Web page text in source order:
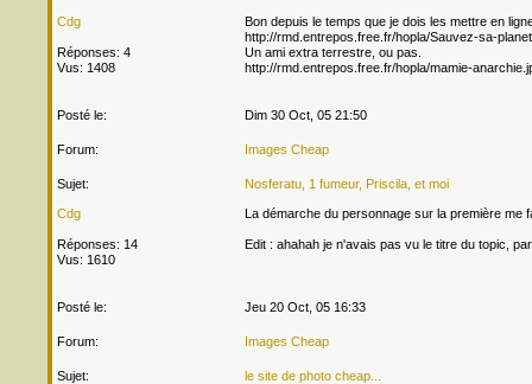
Cdg
Réponses: 4
Vus: 1408
Bon depuis le temps que je dois les mettre en
http://rmd.entrepos.free.fr/hopla/Sauvez-sa-
Un ami extra terrestre, ou pas.
http://rmd.entrepos.free.fr/hopla/mamie-
Posté le: Dim 30 Oct, 05 21:50
Forum: Images Cheap
Sujet: Nosferatu, 1 fumeur, Priscila, et moi
Cdg
Réponses: 14
Vus: 1610
La démarche du personnage sur la première me
Edit : ahahah je n'avais pas vu le titre du topic,
Posté le: Jeu 20 Oct, 05 16:33
Forum: Images Cheap
Sujet: le site de photo cheap...